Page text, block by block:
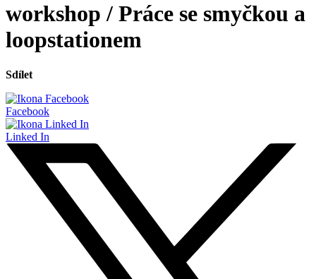
workshop / Práce se smyčkou a
loopstationem
Sdílet
Facebook
Linked In